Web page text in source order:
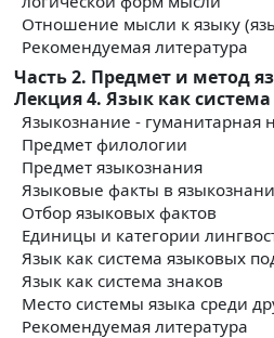
Отношение мысли к языку
Рекомендуемая литература
Часть 2. Предмет и метод
Лекция 4. Язык как
Языкознание - гуманитарная
Предмет филологии
Предмет языкознания
Языковые факты в
Отбор языковых фактов
Единицы и категории
Язык как система языковых
Язык как система знаков
Место системы языка среди
Рекомендуемая литература